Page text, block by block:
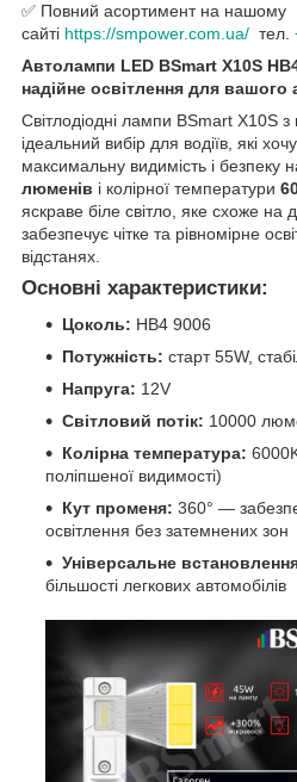
✅ Повний асортимент на нашому
сайті https://smpower.com.ua/ тел.
Автолампи LED BSmart X10S
надійне освітлення для вашого
Світлодіодні лампи BSmart X10S
ідеальний вибір для водіїв, які
максимальну видимість і безпеку
люменів і колірної температури
яскраве біле світло, яке схоже на
забезпечує чітке та рівномірне
відстанях.
Основні характеристики:
Цоколь: HB4 9006
Потужність: старт 55W,
Напруга: 12V
Світловий потік: 10000
Колірна температура:
поліпшеної видимості)
Кут променя: 360° —
освітлення без затемнених зон
Універсальне
більшості легкових автомобілів